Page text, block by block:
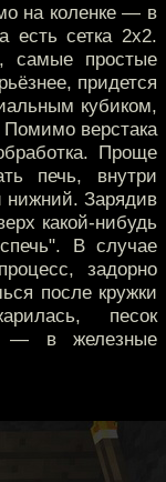
на коленке — в
есть сетка 2х2.
самые простые
придется
кубиком,
верстака
Проще
печь, внутри
нижний. Зарядив
какой-нибудь
В случае
задорно
после кружки
песок
— в железные